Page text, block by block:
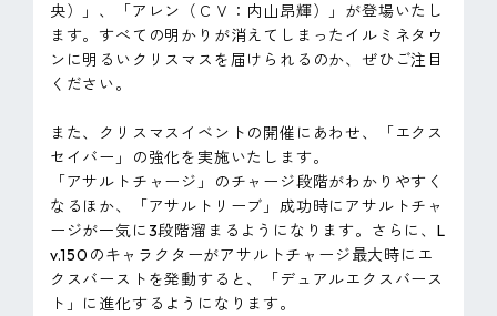
央）」、「アレン（ＣＶ：内山昂輝）」が登場いたし
ます。すべての明かりが消えてしまったイルミネタウ
ンに明るいクリスマスを届けられるのか、ぜひご注目
ください。
また、クリスマスイベントの開催にあわせ、「エクス
セイバー」の強化を実施いたします。
「アサルトチャージ」のチャージ段階がわかりやすく
なるほか、「アサルトリーブ」成功時にアサルトチャ
ージが一気に3段階溜まるようになります。さらに、L
v.150のキャラクターがアサルトチャージ最大時にエ
クスバーストを発動すると、「デュアルエクスバース
ト」に進化するようになります。